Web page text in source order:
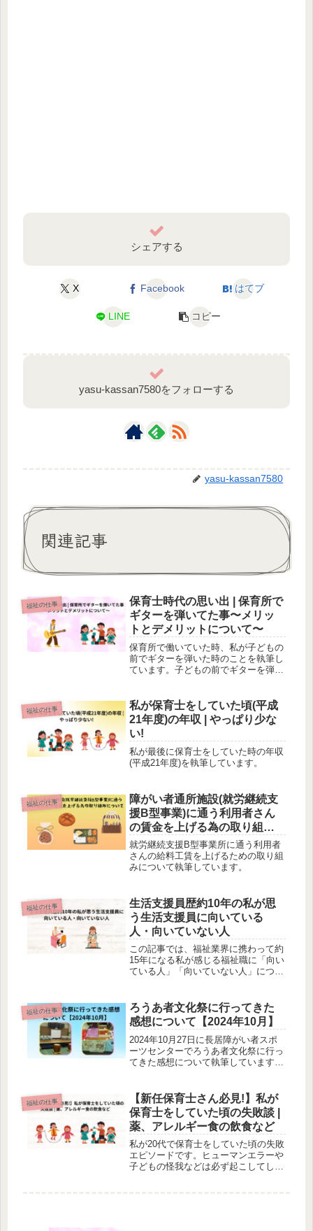
シェアする
X Facebook はてブ
LINE コピー
yasu-kassan7580をフォローする
yasu-kassan7580
関連記事
福祉の仕事
保育士時代の思い出 | 保育所で
ギターを弾いてた事〜メリッ
トとデメリットについて〜
保育所で働いていた時、私が子どもの
前でギターを弾いた時のことを執筆し
ています。子どもの前でギターを弾く
福祉の仕事
私が保育士をしていた頃(平成
21年度)の年収 | やっぱり少な
い!
私が最後に保育士をしていた時の年収
(平成21年度)を執筆しています。
福祉の仕事
障がい者通所施設(就労継続支
援B型事業)に通う利用者さん
の賃金を上げる為の取り組み
について
就労継続支援B型事業所に通う利用者
さんの給料工賃を上げるための取り組
みについて執筆しています。
福祉の仕事
生活支援員歴約10年の私が思
う生活支援員に向いている
人・向いていない人
この記事では、福祉業界に携わって約
15年になる私が感じる福祉職に「向い
ている人」「向いていない人」につい
福祉の仕事
ろうあ者文化祭に行ってきた
感想について【2024年10月】
2024年10月27日に長居障がい者スポ
ーツセンターでろうあ者文化祭に行っ
てきた感想について執筆しています。
味のある方は来年、行くことをおすす
めします。
福祉の仕事
【新任保育士さん必見!】私が
保育士をしていた頃の失敗談 |
薬、アレルギー食の飲食など
私が20代で保育士をしていた頃の失敗
エピソードです。ヒューマンエラーや
子どもの怪我などは必ず起こしてしま